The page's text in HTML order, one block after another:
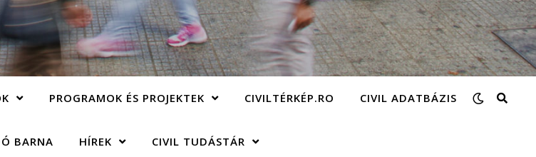
PROGRAMOK ÉS PROJEKTEK CIVILTÉRKÉP.RO CIVIL ADATBÁZIS
BARNA HÍREK CIVIL TUDÁSTÁR